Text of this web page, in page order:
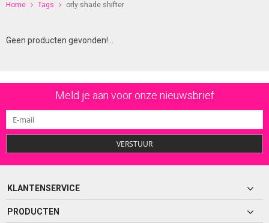
Home Tags orly shade shifter
Geen producten gevonden!...
Meld je aan voor onze nieuwsbrief
VERSTUUR
KLANTENSERVICE
PRODUCTEN